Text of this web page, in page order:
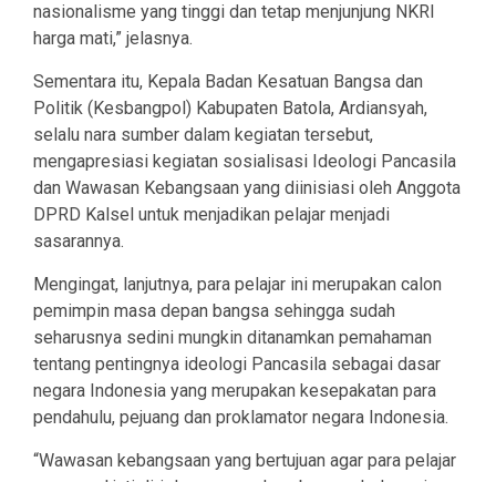
nasionalisme yang tinggi dan tetap menjunjung NKRI
harga mati,” jelasnya.
Sementara itu, Kepala Badan Kesatuan Bangsa dan
Politik (Kesbangpol) Kabupaten Batola, Ardiansyah,
selalu nara sumber dalam kegiatan tersebut,
mengapresiasi kegiatan sosialisasi Ideologi Pancasila
dan Wawasan Kebangsaan yang diinisiasi oleh Anggota
DPRD Kalsel untuk menjadikan pelajar menjadi
sasarannya.
Mengingat, lanjutnya, para pelajar ini merupakan calon
pemimpin masa depan bangsa sehingga sudah
seharusnya sedini mungkin ditanamkan pemahaman
tentang pentingnya ideologi Pancasila sebagai dasar
negara Indonesia yang merupakan kesepakatan para
pendahulu, pejuang dan proklamator negara Indonesia.
“Wawasan kebangsaan yang bertujuan agar para pelajar